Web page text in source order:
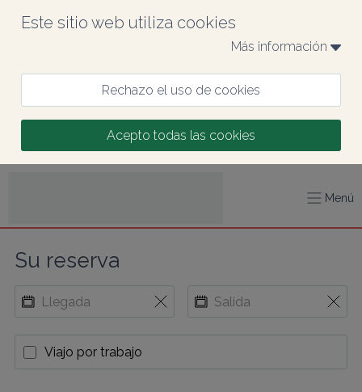
Este sitio web utiliza cookies
Más información
Rechazo el uso de cookies
Acepto todas las cookies
Menú
Su reserva
Viajo por trabajo